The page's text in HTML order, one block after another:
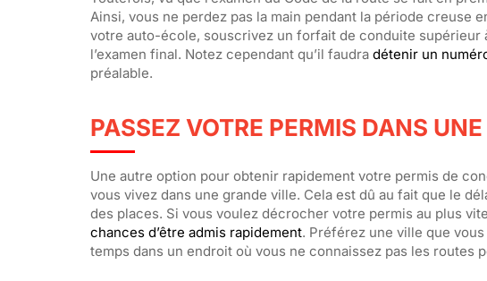
Ainsi, vous ne perdez pas la main pendant la période creuse
votre auto-école, souscrivez un forfait de conduite
l’examen final. Notez cependant qu’il faudra détenir un
préalable.
PASSEZ VOTRE PERMIS DANS
Une autre option pour obtenir rapidement votre permis de
vous vivez dans une grande ville. Cela est dû au fait que le
des places. Si vous voulez décrocher votre permis au plus
chances d’être admis rapidement. Préférez une ville que vous
temps dans un endroit où vous ne connaissez pas les routes